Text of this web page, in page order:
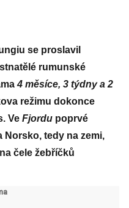
se proslavil
rumunské
4 měsíce, 3 týdny a 2
režimu dokonce
Ve Fjordu poprvé
Norsko, tedy na zemi,
čele žebříčků